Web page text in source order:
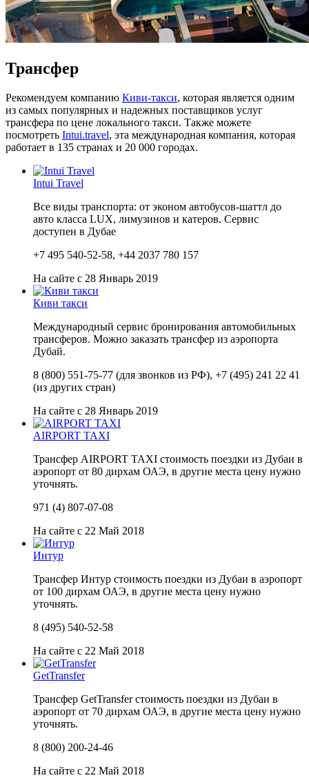
Трансфер
Рекомендуем компанию Киви-такси, которая является одним
из самых популярных и надежных поставщиков услуг
трансфера по цене локального такси. Также можете
посмотреть Intui.travel, эта международная компания, которая
работает в 135 странах и 20 000 городах.
Intui Travel
Все виды транспорта: от эконом автобусов-шаттл до
авто класса LUX, лимузинов и катеров. Сервис
доступен в Дубае
+7 495 540-52-58, +44 2037 780 157
На сайте с 28 Январь 2019
Киви такси
Международный сервис бронирования автомобильных
трансферов. Можно заказать трансфер из аэропорта
Дубай.
8 (800) 551-75-77 (для звонков из РФ), +7 (495) 241 22 41
(из других стран)
На сайте с 28 Январь 2019
AIRPORT TAXI
Трансфер AIRPORT TAXI стоимость поездки из Дубаи в
аэропорт от 80 дирхам ОАЭ, в другие места цену нужно
уточнять.
971 (4) 807-07-08
На сайте с 22 Май 2018
Интур
Трансфер Интур стоимость поездки из Дубаи в аэропорт
от 100 дирхам ОАЭ, в другие места цену нужно
уточнять.
8 (495) 540-52-58
На сайте с 22 Май 2018
GetTransfer
Трансфер GetTransfer стоимость поездки из Дубаи в
аэропорт от 70 дирхам ОАЭ, в другие места цену нужно
уточнять.
8 (800) 200-24-46
На сайте с 22 Май 2018